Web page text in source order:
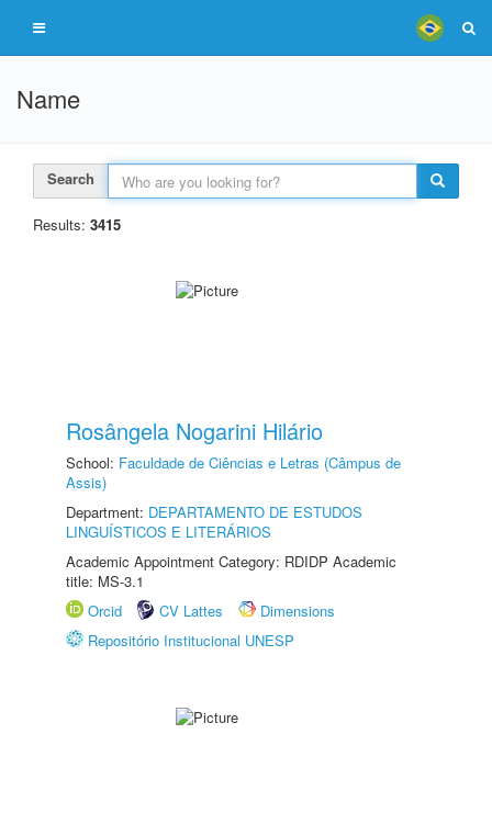
Name
Search
Results: 3415
Rosângela Nogarini Hilário
School: Faculdade de Ciências e Letras (Câmpus de
Assis)
Department: DEPARTAMENTO DE ESTUDOS
LINGUÍSTICOS E LITERÁRIOS
Academic Appointment Category: RDIDP Academic
title: MS-3.1
Orcid
CV Lattes
Dimensions
Repositório Institucional UNESP